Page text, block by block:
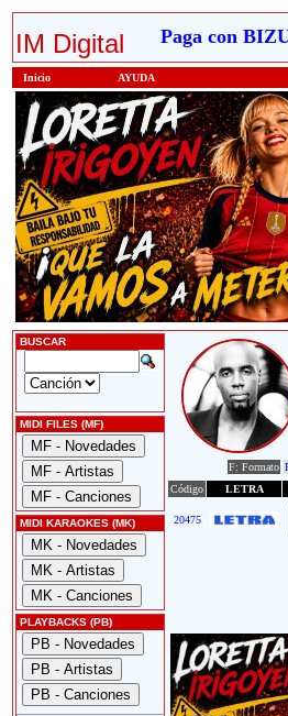
IM Digital Paga con
Inicio AYUDA
BUSCAR
MIDI FILES (MF)
MIDI KARAOKES (MK)
PLAYBACKS (PB)
F: Formato
Código
LETRA
20475